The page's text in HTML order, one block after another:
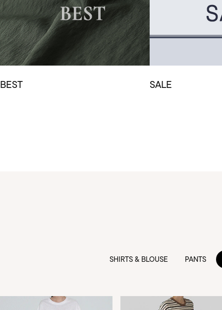
BEST SALE
SHIRTS & BLOUSE PANTS